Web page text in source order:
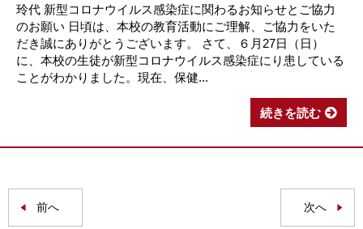
玲代 新型コロナウイルス感染症に関わるお知らせとご協力
のお願い 日頃は、本校の教育活動にご理解、ご協力をいた
だき誠にありがとうございます。 さて、６月27日（日）
に、本校の生徒が新型コロナウイルス感染症にり患している
ことがわかりました。現在、保健...
続きを読む
前へ 次へ